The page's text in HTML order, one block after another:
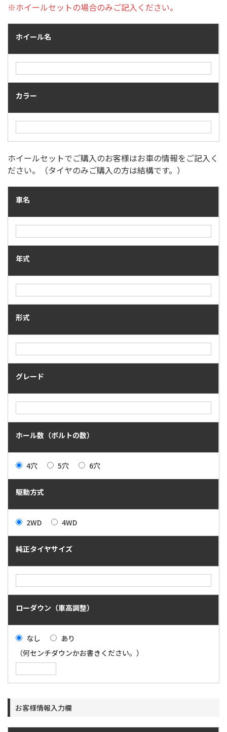
※ホイールセットの場合のみご記入ください。
ホイール名
カラー
ホイールセットでご購入のお客様はお車の情報をご記入く
ださい。（タイヤのみご購入の方は結構です。）
車名
年式
形式
グレード
ホール数（ボルトの数）
4穴 5穴 6穴
駆動方式
2WD 4WD
純正タイヤサイズ
ローダウン（車高調整）
なし あり
（何センチダウンかお書きください。）
お客様情報入力欄